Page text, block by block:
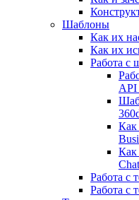
Шаблоны
Как их
Как их
Работа с
API
Как
Как
Работа с
Работа с